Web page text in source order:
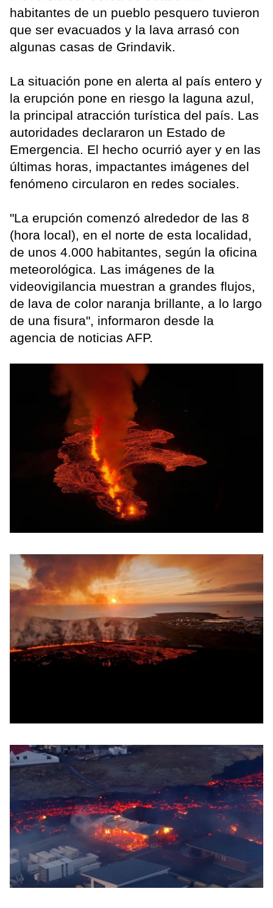
habitantes de un pueblo pesquero tuvieron
que ser evacuados y la lava arrasó con
algunas casas de Grindavik.
La situación pone en alerta al país entero y
la erupción pone en riesgo la laguna azul,
la principal atracción turística del país. Las
autoridades declararon un Estado de
Emergencia. El hecho ocurrió ayer y en las
últimas horas, impactantes imágenes del
fenómeno circularon en redes sociales.
"La erupción comenzó alrededor de las 8
(hora local), en el norte de esta localidad,
de unos 4.000 habitantes, según la oficina
meteorológica. Las imágenes de la
videovigilancia muestran a grandes flujos,
de lava de color naranja brillante, a lo largo
de una fisura", informaron desde la
agencia de noticias AFP.